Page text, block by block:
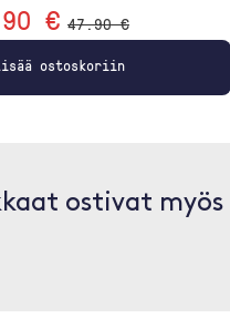
€ 47.90 €
ostoskoriin
ostivat myös